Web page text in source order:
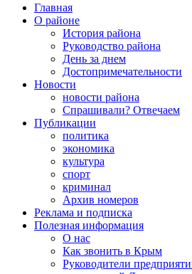
Главная
О районе
История района
Руководство района
День за днем
Достопримечательности
Новости
новости района
Спрашивали? Отвечаем
Публикации
политика
экономика
культура
спорт
криминал
Архив номеров
Реклама и подписка
Полезная информация
О нас
Как звонить в Крым
Руководители